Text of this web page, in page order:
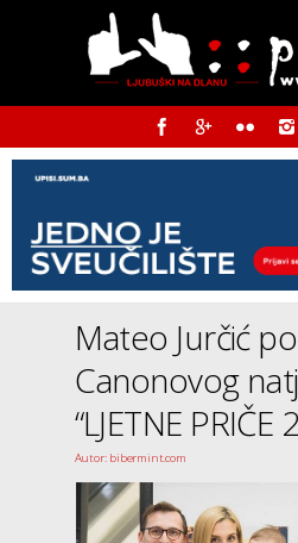
Mateo Jurčić
Canonovog
“LJETNE PRIČE
Autor: bibermint.com